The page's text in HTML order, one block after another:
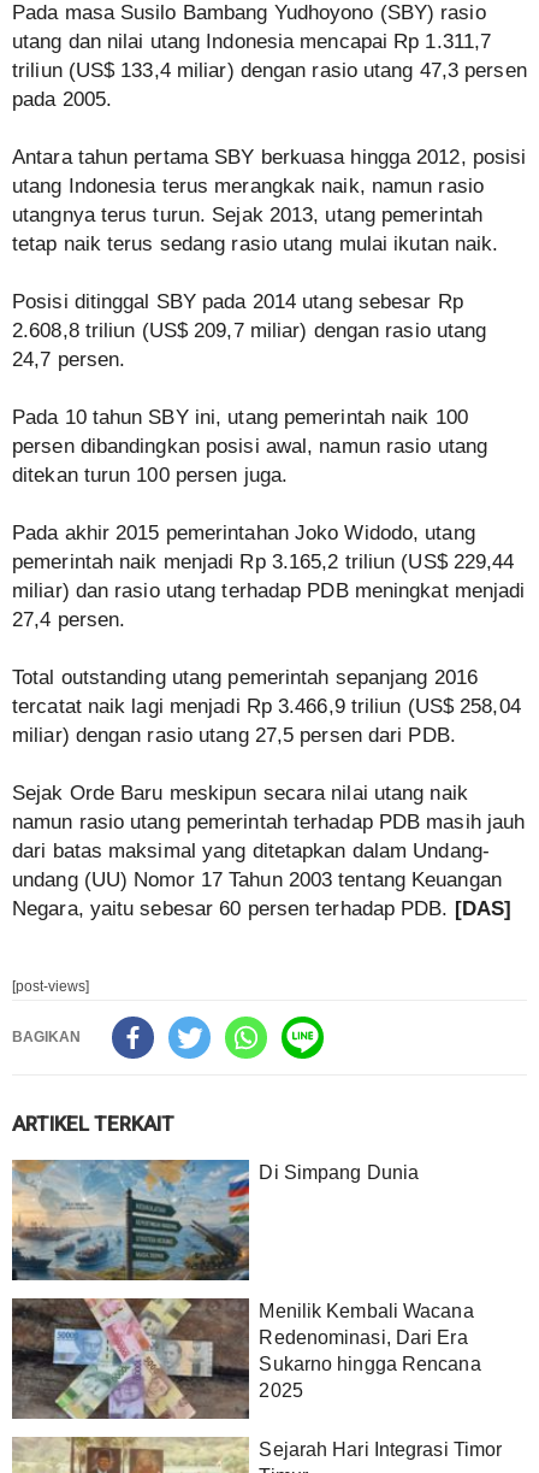
Pada masa Susilo Bambang Yudhoyono (SBY) rasio
utang dan nilai utang Indonesia mencapai Rp 1.311,7
triliun (US$ 133,4 miliar) dengan rasio utang 47,3 persen
pada 2005.
Antara tahun pertama SBY berkuasa hingga 2012, posisi
utang Indonesia terus merangkak naik, namun rasio
utangnya terus turun. Sejak 2013, utang pemerintah
tetap naik terus sedang rasio utang mulai ikutan naik.
Posisi ditinggal SBY pada 2014 utang sebesar Rp
2.608,8 triliun (US$ 209,7 miliar) dengan rasio utang
24,7 persen.
Pada 10 tahun SBY ini, utang pemerintah naik 100
persen dibandingkan posisi awal, namun rasio utang
ditekan turun 100 persen juga.
Pada akhir 2015 pemerintahan Joko Widodo, utang
pemerintah naik menjadi Rp 3.165,2 triliun (US$ 229,44
miliar) dan rasio utang terhadap PDB meningkat menjadi
27,4 persen.
Total outstanding utang pemerintah sepanjang 2016
tercatat naik lagi menjadi Rp 3.466,9 triliun (US$ 258,04
miliar) dengan rasio utang 27,5 persen dari PDB.
Sejak Orde Baru meskipun secara nilai utang naik
namun rasio utang pemerintah terhadap PDB masih jauh
dari batas maksimal yang ditetapkan dalam Undang-
undang (UU) Nomor 17 Tahun 2003 tentang Keuangan
Negara, yaitu sebesar 60 persen terhadap PDB. [DAS]
[post-views]
BAGIKAN
ARTIKEL TERKAIT
Di Simpang Dunia
Menilik Kembali Wacana
Redenominasi, Dari Era
Sukarno hingga Rencana
2025
Sejarah Hari Integrasi Timor